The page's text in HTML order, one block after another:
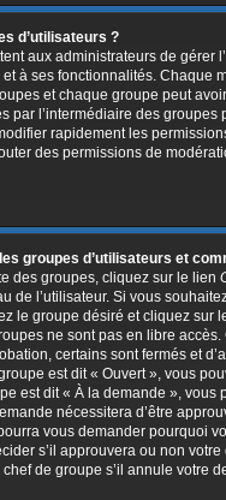
d’utilisateurs ?
aux administrateurs de gérer
à ses fonctionnalités. Chaque
et chaque groupe peut
par l’intermédiaire des groupes
rapidement les
des permissions de
groupes d’utilisateurs et
des groupes, cliquez sur le lien
de l’utilisateur. Si vous
le groupe désiré et cliquez sur
ne sont pas en libre
certains sont fermés et
est dit « Ouvert », vous
est dit « À la demande », vous
nécessitera d’être
vous demander pourquoi
s’il approuvera ou non
chef de groupe s’il annule votre